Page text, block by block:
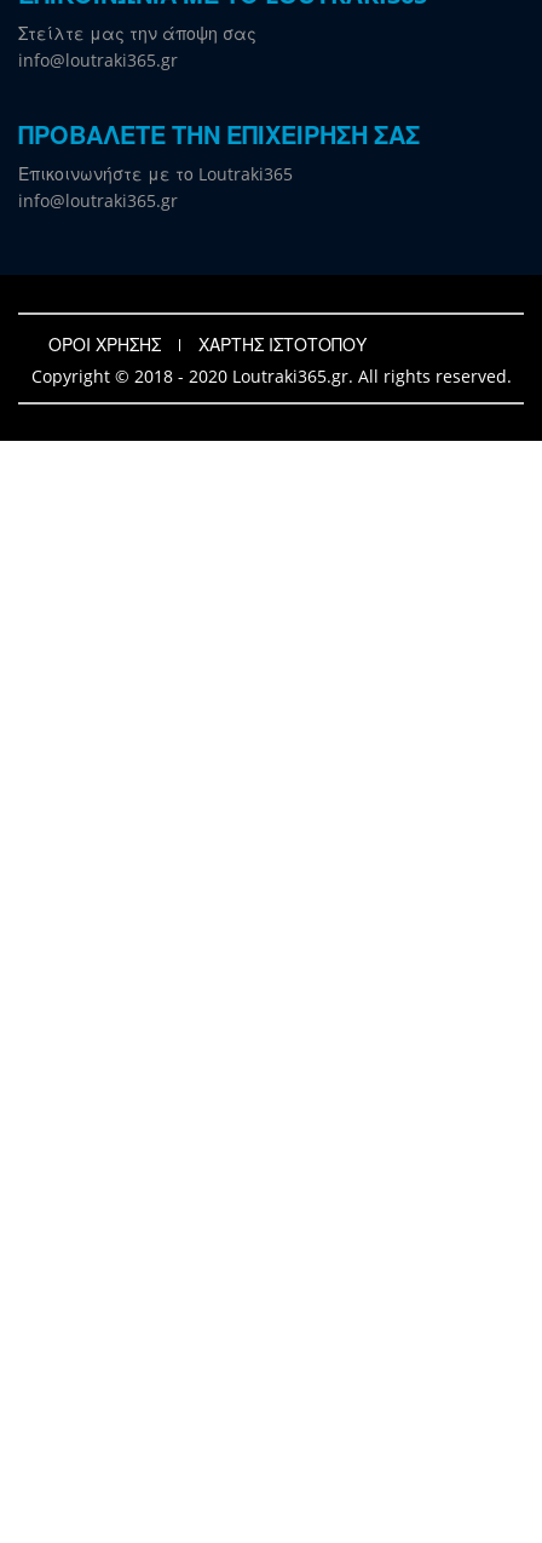
Στείλτε μας την άποψη σας
info@loutraki365.gr
ΠΡΟΒΑΛΕΤΕ ΤΗΝ ΕΠΙΧΕΙΡΗΣΗ ΣΑΣ
Επικοινωνήστε με το Loutraki365
info@loutraki365.gr
ΟΡΟΙ ΧΡΗΣΗΣ
ΧΑΡΤΗΣ ΙΣΤΟΤΟΠΟΥ
Copyright © 2018 - 2020 Loutraki365.gr. All rights reserved.